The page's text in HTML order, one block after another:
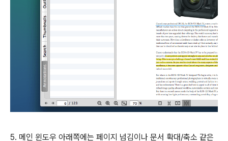
5. 메인 윈도우 아래쪽에는 페이지 넘김이나 문서 확대/축소 같은